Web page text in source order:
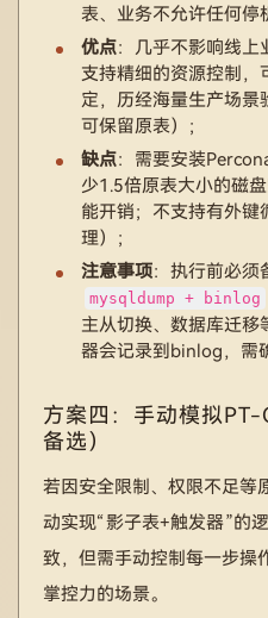
表、业务不允许任何停
优点：几乎不影响线上
支持精细的资源控制，
定，历经海量生产场景
可保留原表）；
缺点：需要安装
少1.5倍原表大小的磁
能开销；不支持有外键
理）；
注意事项：执行前必须
mysqldump + binlog
主从切换、数据库迁移
器会记录到binlog，需
方案四：手动模拟PT-
备选）
若因安全限制、权限不足等
动实现“影子表+触发器”的
致，但需手动控制每一步操
掌控力的场景。